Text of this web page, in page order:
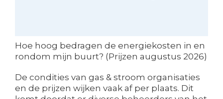
Hoe hoog bedragen de energiekosten in en
rondom mijn buurt? (Prijzen augustus 2026)
De condities van gas & stroom organisaties
en de prijzen wijken vaak af per plaats. Dit